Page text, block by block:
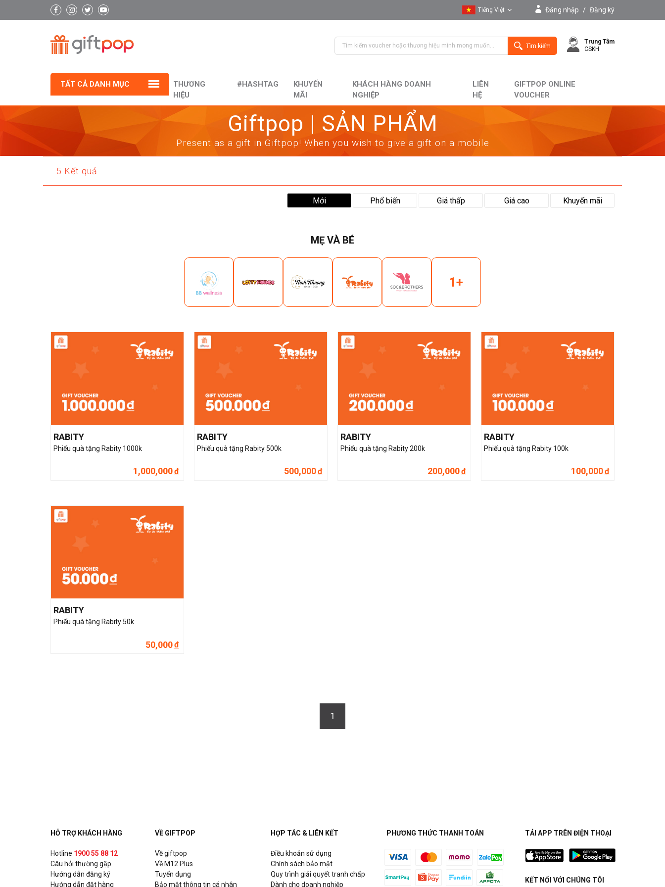
Tiếng Việt
English
Đăng nhập / Đăng ký
Tìm kiếm
Trung Tâm
CSKH
TẤT CẢ DANH MỤC
THƯƠNG
HIỆU
#HASHTAG
KHUYẾN
MÃI
KHÁCH HÀNG DOANH
NGHIỆP
LIÊN
HỆ
GIFTPOP ONLINE
VOUCHER
Giftpop | SẢN PHẨM
Present as a gift in Giftpop! When you wish to give a gift on a mobile
5 Kết quả
Mới Phổ biến Giá thấp Giá cao Khuyến mãi
MẸ VÀ BÉ
1+
RABITY
Phiếu quà tặng Rabity 1000k
1,000,000đ
RABITY
Phiếu quà tặng Rabity 500k
500,000đ
RABITY
Phiếu quà tặng Rabity 200k
200,000đ
RABITY
Phiếu quà tặng Rabity 100k
100,000đ
RABITY
Phiếu quà tặng Rabity 50k
50,000đ
1
HỖ TRỢ KHÁCH HÀNG
Hotline 1900 55 88 12
Câu hỏi thường gặp
Hướng dẫn đăng ký
Hướng dẫn đặt hàng
VỀ GIFTPOP
Về giftpop
Về M12 Plus
Tuyển dụng
Bảo mật thông tin cá nhân
HỢP TÁC & LIÊN KẾT
Điều khoản sử dụng
Chính sách bảo mật
Quy trình giải quyết tranh chấp
Dành cho doanh nghiệp
PHƯƠNG THỨC THANH TOÁN TẢI APP TRÊN ĐIỆN THOẠI
KẾT NỐI VỚI CHÚNG TÔI